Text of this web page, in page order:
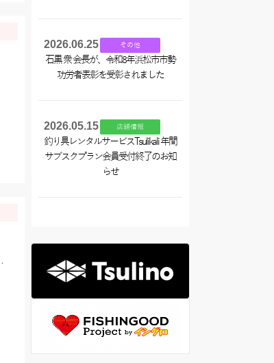
2026.06.25 その他
石黒 衆 会長が、令和8年浜松市市勢
功労者表彰を受彰されました
2026.05.15 店舗情報
釣り具レンタルサービスTsulikali 年間
サブスクプラン会員受付終了のお知
らせ